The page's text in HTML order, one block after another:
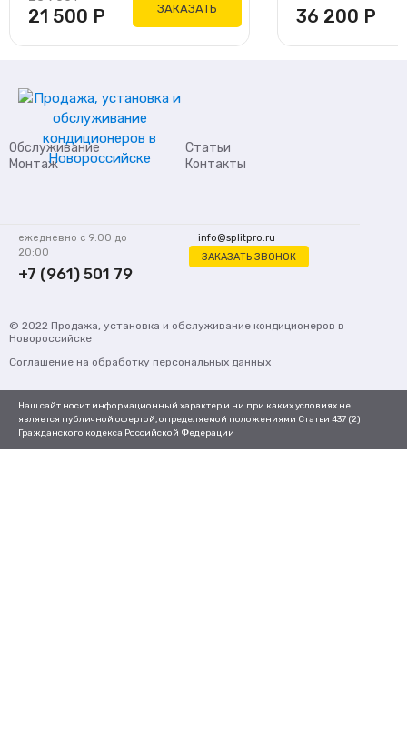
21 500 Р ЗАКАЗАТЬ 36 200 Р
Обслуживание
Монтаж
Статьи
Контакты
info@splitpro.ru
ЗАКАЗАТЬ ЗВОНОК
ежедневно с 9:00 до
20:00
+7 (961) 501 79
© 2022 Продажа, установка и обслуживание кондиционеров в
Новороссийске
Соглашение на обработку персональных данных
Наш сайт носит информационный характер и ни при каких условиях не
является публичной офертой, определяемой положениями Статьи 437 (2)
Гражданского кодекса Российской Федерации